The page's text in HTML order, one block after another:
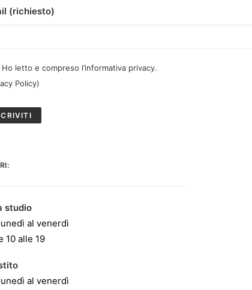
(richiesto)
Ho letto e compreso l’informativa privacy.
Policy)
studio
al venerdì
10 alle 19
al venerdì